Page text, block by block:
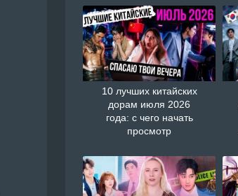
10 лучших китайских
дорам июля 2026
года: с чего начать
просмотр